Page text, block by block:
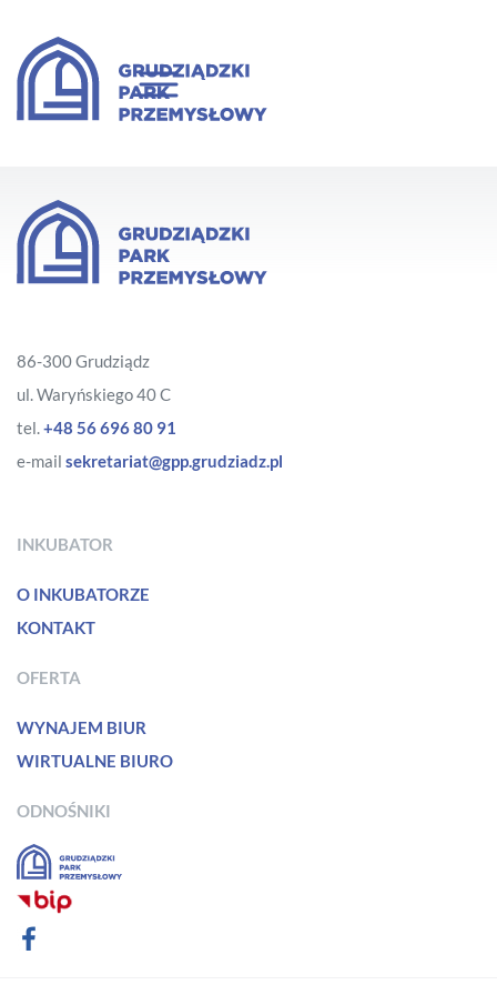
86-300 Grudziądz
ul. Waryńskiego 40 C
tel.+48 56 696 80 91
e-mail sekretariat@gpp.grudziadz.pl
INKUBATOR
O INKUBATORZE
KONTAKT
OFERTA
WYNAJEM BIUR
WIRTUALNE BIURO
ODNOŚNIKI